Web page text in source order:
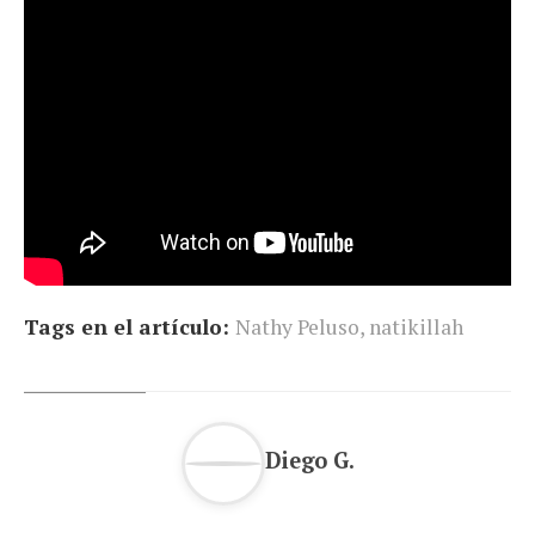
Tags en el artículo: Nathy Peluso, natikillah
Diego G.